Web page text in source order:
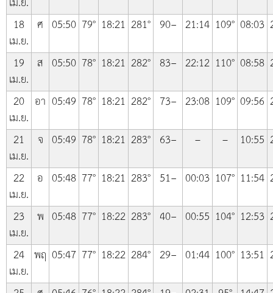
18
เม.ย.
ศ 05:50 79° 18:21 281° 90− 21:14 109° 08:03
19
เม.ย.
ส 05:50 78° 18:21 282° 83− 22:12 110° 08:58
20
เม.ย.
อา 05:49 78° 18:21 282° 73− 23:08 109° 09:56
21
เม.ย.
จ 05:49 78° 18:21 283° 63− – – 10:55
22
เม.ย.
อ 05:48 77° 18:21 283° 51− 00:03 107° 11:54
23
เม.ย.
พ 05:48 77° 18:22 283° 40− 00:55 104° 12:53
24
เม.ย.
พฤ 05:47 77° 18:22 284° 29− 01:44 100° 13:51